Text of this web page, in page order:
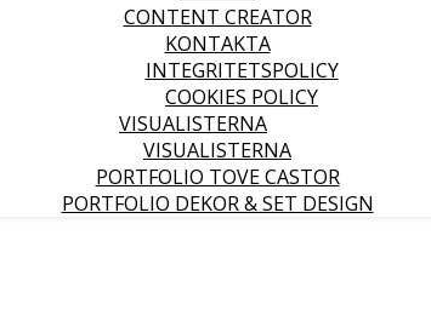
CONTENT CREATOR
KONTAKTA
INTEGRITETSPOLICY
COOKIES POLICY
VISUALISTERNA
VISUALISTERNA
PORTFOLIO TOVE CASTOR
PORTFOLIO DEKOR & SET DESIGN